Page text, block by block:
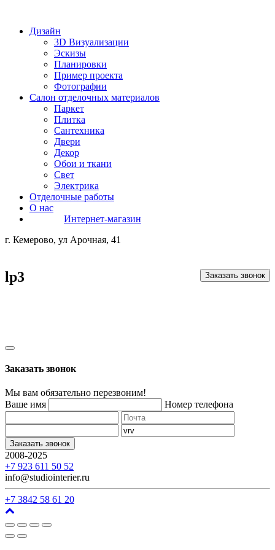
Дизайн
3D Визуализации
Эскизы
Планировки
Пример проекта
Фотографии
Салон отделочных материалов
Паркет
Плитка
Сантехника
Двери
Декор
Обои и ткани
Свет
Электрика
Отделочные работы
О нас
Интернет-магазин
г. Кемерово, ул Арочная, 41
lp3 Заказать звонок
Заказать звонок
Мы вам обязательно перезвоним!
Ваше имя
Номер телефона
Заказать звонок
2008-2025
+7 923 611 50 52
info@studiointerier.ru
+7 3842 58 61 20